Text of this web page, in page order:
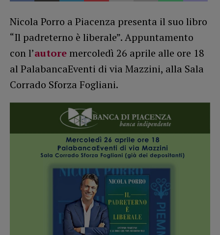
Nicola Porro a Piacenza presenta il suo libro
“Il padreterno è liberale”. Appuntamento
con l’autore mercoledì 26 aprile alle ore 18
al PalabancaEventi di via Mazzini, alla Sala
Corrado Sforza Fogliani.